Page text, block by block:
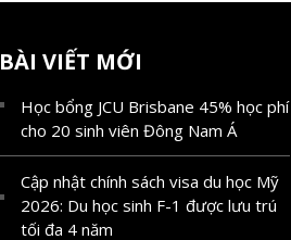
BÀI VIẾT MỚI
Học bổng JCU Brisbane 45% học phí
cho 20 sinh viên Đông Nam Á
Cập nhật chính sách visa du học Mỹ
2026: Du học sinh F-1 được lưu trú
tối đa 4 năm